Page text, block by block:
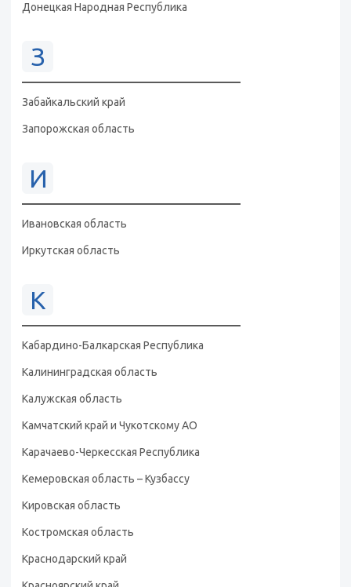
Донецкая Народная Республика
З
Забайкальский край
Запорожская область
И
Ивановская область
Иркутская область
К
Кабардино-Балкарская Республика
Калининградская область
Калужская область
Камчатский край и Чукотскому АО
Карачаево-Черкесская Республика
Кемеровская область – Кузбассу
Кировская область
Костромская область
Краснодарский край